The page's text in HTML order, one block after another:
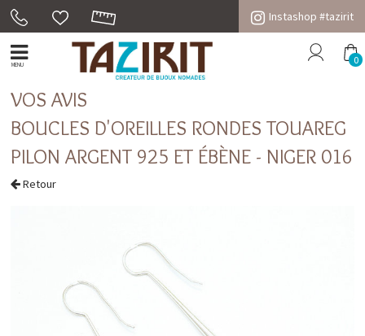
Instashop #tazirit
MENU 0
VOS AVIS
BOUCLES D'OREILLES RONDES TOUAREG
PILON ARGENT 925 ET ÉBÈNE - NIGER 016
Retour